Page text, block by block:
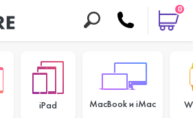
0
iPad MacBook и iMac